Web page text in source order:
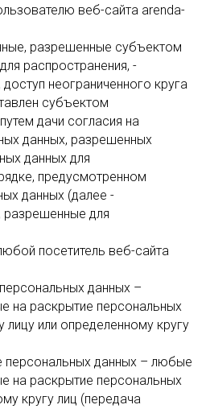
веб-сайта arenda-
разрешенные субъектом
распространения, -
неограниченного круга
субъектом
дачи согласия на
данных, разрешенных
данных для
предусмотренном
данных (далее -
разрешенные для
посетитель веб-сайта
данных –
на раскрытие персональных
или определенному кругу
персональных данных – любые
на раскрытие персональных
кругу лиц (передача